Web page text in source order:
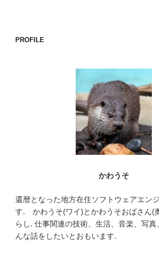
PROFILE
かわうそ
還暦となった地方在住ソフトウェアエン
す. かわうそ(ワイ)とかわうそおばさん(
らし. 仕事関連の技術、生活、音楽、写真
んな話をしたいとおもいます.